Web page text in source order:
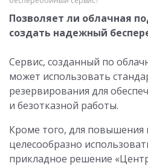
Позволяет ли облачная
создать надежный
Сервис, созданный по
может использовать
резервирования для
и безотказной работы.
Кроме того, для повышения
целесообразно
прикладное решение